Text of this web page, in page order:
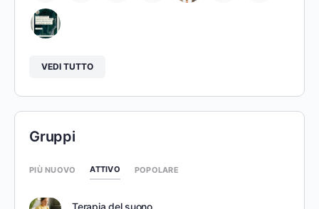
VEDI TUTTO
Gruppi
PIÙ NUOVO ATTIVO POPOLARE